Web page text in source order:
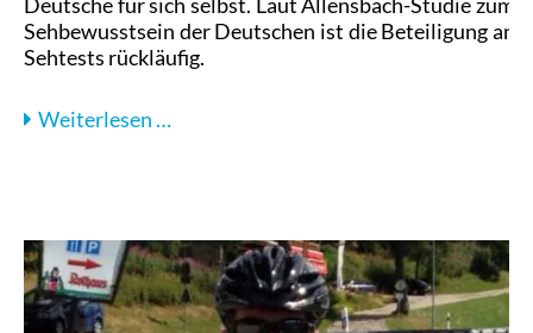
Sehbewusstsein der Deutschen ist die Beteiligung an
Sehtests rückläufig.
Weiterlesen …
Sehtest
macht
sicherer